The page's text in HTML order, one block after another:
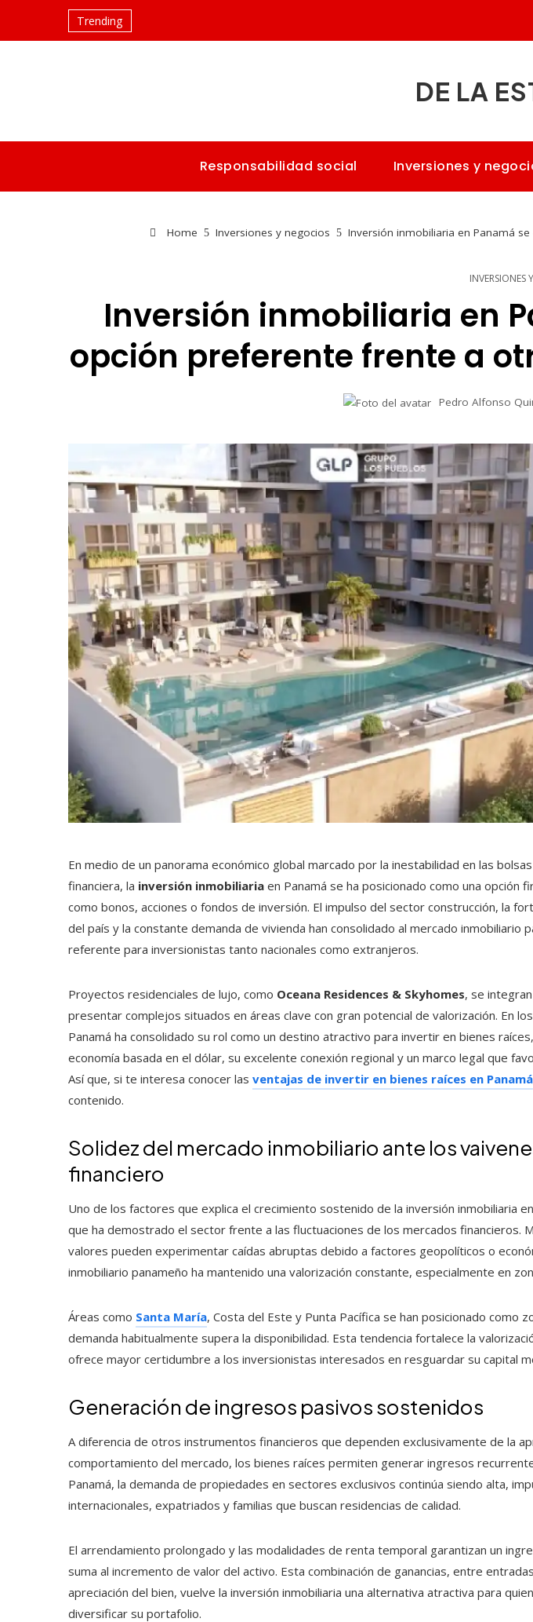
Trending
DE LA
Responsabilidad social Inversiones y
Home Inversiones y negocios Inversión inmobiliaria en Panamá
INVERSIONES
Inversión inmobiliaria en
opción preferente frente a
Pedro Alfonso
En medio de un panorama económico global marcado por la inestabilidad en las
financiera, la inversión inmobiliaria en Panamá se ha posicionado como una opción
como bonos, acciones o fondos de inversión. El impulso del sector construcción, la
del país y la constante demanda de vivienda han consolidado al mercado inmobiliario
referente para inversionistas tanto nacionales como extranjeros.
Proyectos residenciales de lujo, como Oceana Residences & Skyhomes, se
presentar complejos situados en áreas clave con gran potencial de valorización. En
Panamá ha consolidado su rol como un destino atractivo para invertir en bienes
economía basada en el dólar, su excelente conexión regional y un marco legal que
Así que, si te interesa conocer las ventajas de invertir en bienes raíces en Panamá
contenido.
Solidez del mercado inmobiliario ante los
financiero
Uno de los factores que explica el crecimiento sostenido de la inversión inmobiliaria
que ha demostrado el sector frente a las fluctuaciones de los mercados financieros.
valores pueden experimentar caídas abruptas debido a factores geopolíticos o
inmobiliario panameño ha mantenido una valorización constante, especialmente en
Áreas como Santa María, Costa del Este y Punta Pacífica se han posicionado como
demanda habitualmente supera la disponibilidad. Esta tendencia fortalece la
ofrece mayor certidumbre a los inversionistas interesados en resguardar su capital
Generación de ingresos pasivos sostenidos
A diferencia de otros instrumentos financieros que dependen exclusivamente de la
comportamiento del mercado, los bienes raíces permiten generar ingresos
Panamá, la demanda de propiedades en sectores exclusivos continúa siendo alta,
internacionales, expatriados y familias que buscan residencias de calidad.
El arrendamiento prolongado y las modalidades de renta temporal garantizan un
suma al incremento de valor del activo. Esta combinación de ganancias, entre
apreciación del bien, vuelve la inversión inmobiliaria una alternativa atractiva para
diversificar su portafolio.